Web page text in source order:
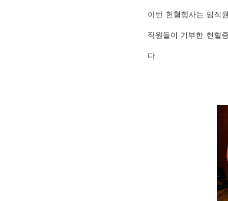
이번 헌혈행사는 임직
직원들이 기부한 헌혈
다.